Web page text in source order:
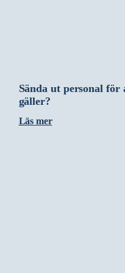
Sända ut personal för
gäller?
Läs mer